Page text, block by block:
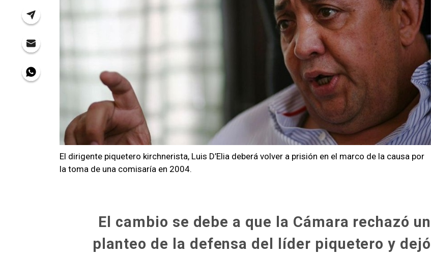
El dirigente piquetero kirchnerista, Luis D’Elia deberá volver a prisión en el marco de la causa por
la toma de una comisaría en 2004.
El cambio se debe a que la Cámara rechazó un
planteo de la defensa del líder piquetero y dejó